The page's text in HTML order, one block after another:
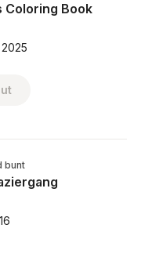
Coloring Book
bunt
antal röster: